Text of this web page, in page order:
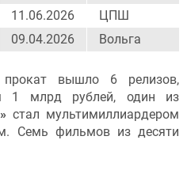
11.06.2026
ЦПШ
09.04.2026 Вольга
вышло 6 релизов,
1 млрд рублей, один из
стал мультимиллиардером
Семь фильмов из десяти